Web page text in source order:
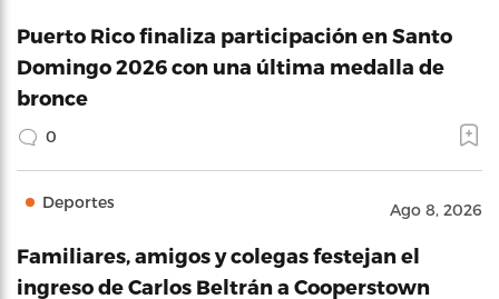
Puerto Rico finaliza participación en Santo
Domingo 2026 con una última medalla de
bronce
0
Deportes Ago 8, 2026
Familiares, amigos y colegas festejan el
ingreso de Carlos Beltrán a Cooperstown